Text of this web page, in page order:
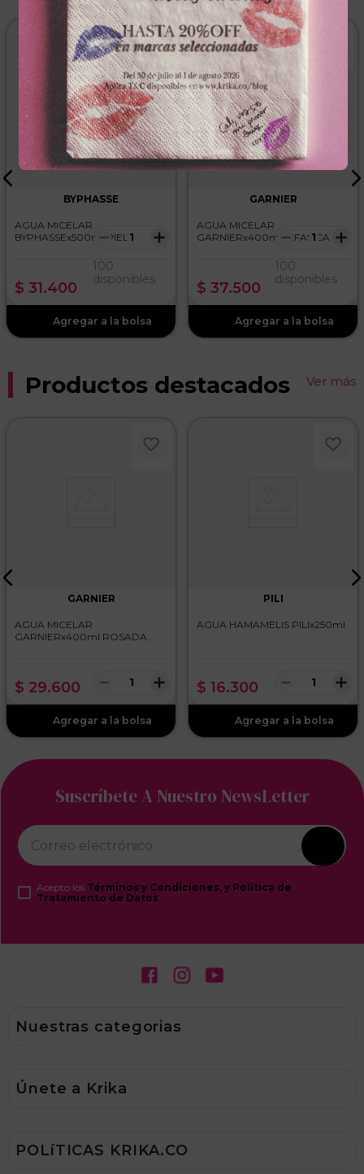
BYPHASSE
AGUA MICELAR
BYPHASSEx500ml PIEL
$ 31.400
＋
－
100
disponibles
GARNIER
AGUA MICELAR
GARNIERx400ml BIFASICA
$ 37.500
＋
－
100
disponibles
Productos destacados Ver más
GARNIER
AGUA MICELAR
GARNIERx400ml ROSADA
$ 29.600 ＋
－
PILI
AGUA HAMAMELIS PILIx250ml
$ 16.300 ＋
－
Suscríbete A Nuestro NewsLetter
Acepto los Términos y Condiciones, y Política de
Tratamiento de Datos
Nuestras categorias
Capilar
Ver todo
Únete a Krika
T&C Promocionales
POLíTICAS KRIKA.CO